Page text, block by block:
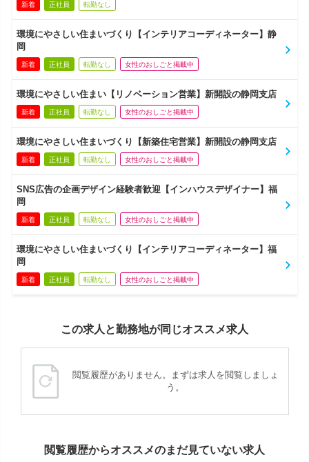
新着 正社員 転勤なし
環境にやさしい住まいづくり【インテリアコーディネーター】静
岡
新着 正社員 転勤なし 女性のおしごと掲載中
環境にやさしい住まい【リノベーション営業】新開設の静岡支店
新着 正社員 転勤なし 女性のおしごと掲載中
環境にやさしい住まいづくり【新築住宅営業】新開設の静岡支店
新着 正社員 転勤なし 女性のおしごと掲載中
SNS広告の企画デザイン経験者歓迎【インハウスデザイナー】福
岡
新着 正社員 転勤なし 女性のおしごと掲載中
環境にやさしい住まいづくり【インテリアコーディネーター】福
岡
新着 正社員 転勤なし 女性のおしごと掲載中
この求人と勤務地が同じオススメ求人
閲覧履歴がありません。まずは求人を閲覧しましょ
う。
閲覧履歴からオススメのまだ見ていない求人